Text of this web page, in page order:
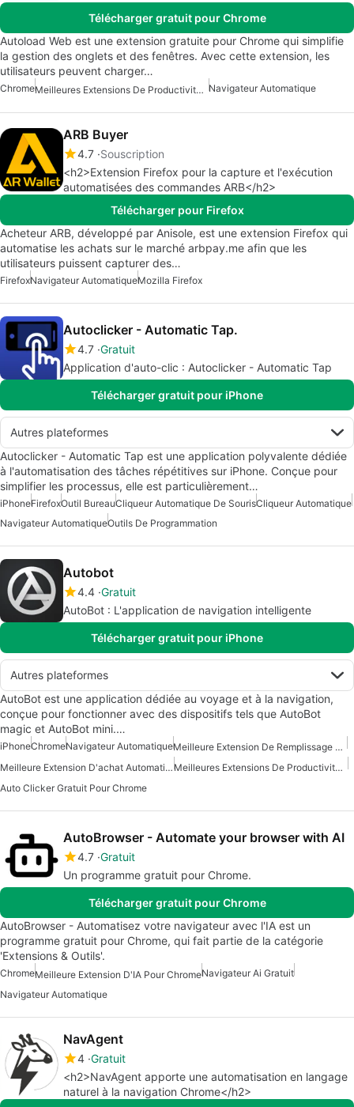
Télécharger gratuit pour Chrome
Autoload Web est une extension gratuite pour Chrome qui simplifie
la gestion des onglets et des fenêtres. Avec cette extension, les
utilisateurs peuvent charger…
Chrome Meilleures Extensions De Productivité Pour Chrome Navigateur Automatique
ARB Buyer
4.7 Souscription
<h2>Extension Firefox pour la capture et l'exécution
automatisées des commandes ARB</h2>
Télécharger pour Firefox
Acheteur ARB, développé par Anisole, est une extension Firefox qui
automatise les achats sur le marché arbpay.me afin que les
utilisateurs puissent capturer des…
FirefoxNavigateur AutomatiqueMozilla Firefox
Autoclicker - Automatic Tap.
4.7 Gratuit
Application d'auto-clic : Autoclicker - Automatic Tap
Télécharger gratuit pour iPhone
Autres plateformes
Autoclicker - Automatic Tap est une application polyvalente dédiée
à l'automatisation des tâches répétitives sur iPhone. Conçue pour
simplifier les processus, elle est particulièrement…
iPhoneFirefoxOutil BureauCliqueur Automatique De SourisCliqueur Automatique
Navigateur AutomatiqueOutils De Programmation
Autobot
4.4 Gratuit
AutoBot : L'application de navigation intelligente
Télécharger gratuit pour iPhone
Autres plateformes
AutoBot est une application dédiée au voyage et à la navigation,
conçue pour fonctionner avec des dispositifs tels que AutoBot
magic et AutoBot mini.…
iPhoneChromeNavigateur Automatique
Meilleure Extension De Remplissage Automatique Pour Chrome
Meilleure Extension D'achat Automatique Pour Chrome
Meilleures Extensions De Productivité Pour Chrome
Auto Clicker Gratuit Pour Chrome
AutoBrowser - Automate your browser with AI
4.7 Gratuit
Un programme gratuit pour Chrome.
Télécharger gratuit pour Chrome
AutoBrowser - Automatisez votre navigateur avec l'IA est un
programme gratuit pour Chrome, qui fait partie de la catégorie
'Extensions & Outils'.
ChromeMeilleure Extension D'IA Pour ChromeNavigateur Ai Gratuit
Navigateur Automatique
NavAgent
4 Gratuit
<h2>NavAgent apporte une automatisation en langage
naturel à la navigation Chrome</h2>